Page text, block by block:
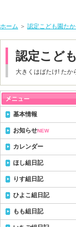
ホーム ＞ 認定こども園た
認定こど
大きくはばたけ! たか
基本情報
お知らせNEW
カレンダー
ほし組日記
りす組日記
ひよこ組日記
もも組日記